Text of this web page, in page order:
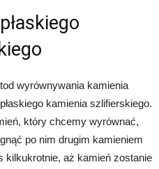
wyrównywania kamienia
kamienia szlifierskiego.
który chcemy wyrównać,
po nim drugim kamieniem
kilkukrotnie, aż kamień zostanie